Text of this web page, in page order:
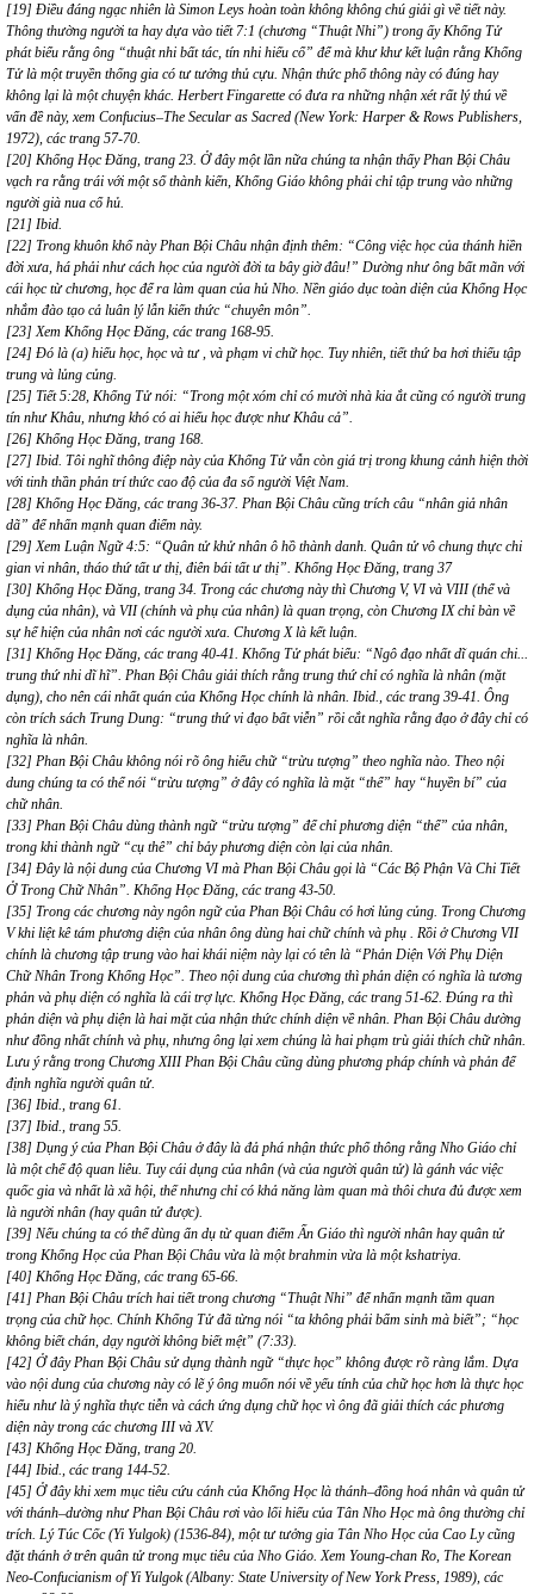
[19] Điều đáng ngạc nhiên là Simon Leys hoàn toàn không không chú giải gì về tiết này.
Thông thường người ta hay dựa vào tiết 7:1 (chương “Thuật Nhi”) trong ấy Khổng Tử
phát biểu rằng ông “thuật nhi bất tác, tín nhi hiếu cổ” để mà khư khư kết luận rằng Khổng
Tử là một truyền thống gia có tư tưởng thủ cựu. Nhận thức phổ thông này có đúng hay
không lại là một chuyện khác. Herbert Fingarette có đưa ra những nhận xét rất lý thú về
vấn đề này, xem Confucius–The Secular as Sacred (New York: Harper & Rows Publishers,
1972), các trang 57-70.
[20] Khổng Học Đăng, trang 23. Ở đây một lần nữa chúng ta nhận thấy Phan Bội Châu
vạch ra rằng trái với một số thành kiến, Khổng Giáo không phải chỉ tập trung vào những
người già nua cổ hủ.
[21] Ibid.
[22] Trong khuôn khổ này Phan Bội Châu nhận định thêm: “Công việc học của thánh hiền
đời xưa, há phải như cách học của người đời ta bây giờ đâu!” Dường như ông bất mãn với
cái học từ chương, học để ra làm quan của hủ Nho. Nền giáo dục toàn diện của Khổng Học
nhắm đào tạo cả luân lý lẫn kiến thức “chuyên môn”.
[23] Xem Khổng Học Đăng, các trang 168-95.
[24] Đó là (a) hiếu học, học và tư , và phạm vi chữ học. Tuy nhiên, tiết thứ ba hơi thiếu tập
trung và lủng củng.
[25] Tiết 5:28, Khổng Tử nói: “Trong một xóm chỉ có mười nhà kia ắt cũng có người trung
tín như Khâu, nhưng khó có ai hiếu học được như Khâu cả”.
[26] Khổng Học Đăng, trang 168.
[27] Ibid. Tôi nghĩ thông điệp này của Khổng Tử vẫn còn giá trị trong khung cảnh hiện thời
với tinh thần phản trí thức cao độ của đa số người Việt Nam.
[28] Khổng Học Đăng, các trang 36-37. Phan Bội Châu cũng trích câu “nhân giả nhân
dã” để nhấn mạnh quan điểm này.
[29] Xem Luận Ngữ 4:5: “Quân tử khử nhân ô hồ thành danh. Quân tử vô chung thực chi
gian vi nhân, tháo thứ tất ư thị, điên bái tất ư thị”. Khổng Học Đăng, trang 37
[30] Khổng Học Đăng, trang 34. Trong các chương này thì Chương V, VI và VIII (thể và
dụng của nhân), và VII (chính và phụ của nhân) là quan trọng, còn Chương IX chỉ bàn về
sự hể hiện của nhân nơi các người xưa. Chương X là kết luận.
[31] Khổng Học Đăng, các trang 40-41. Khổng Tử phát biểu: “Ngô đạo nhất dĩ quán chi...
trung thứ nhi dĩ hĩ”. Phan Bội Châu giải thích rằng trung thứ chỉ có nghĩa là nhân (mặt
dụng), cho nên cái nhất quán của Khổng Học chính là nhân. Ibid., các trang 39-41. Ông
còn trích sách Trung Dung: “trung thứ vi đạo bất viễn” rồi cắt nghĩa rằng đạo ở đây chỉ có
nghĩa là nhân.
[32] Phan Bội Châu không nói rõ ông hiểu chữ “trừu tượng” theo nghĩa nào. Theo nội
dung chúng ta có thể nói “trừu tượng” ở đây có nghĩa là mặt “thể” hay “huyền bí” của
chữ nhân.
[33] Phan Bội Châu dùng thành ngữ “trừu tượng” để chỉ phương diện “thể” của nhân,
trong khi thành ngữ “cụ thê” chỉ bảy phương diện còn lại của nhân.
[34] Đây là nội dung của Chương VI mà Phan Bội Châu gọi là “Các Bộ Phận Và Chi Tiết
Ở Trong Chữ Nhân”. Khổng Học Đăng, các trang 43-50.
[35] Trong các chương này ngôn ngữ của Phan Bội Châu có hơi lủng củng. Trong Chương
V khi liệt kê tám phương diện của nhân ông dùng hai chữ chính và phụ . Rồi ở Chương VII
chính là chương tập trung vào hai khái niệm này lại có tên là “Phản Diện Với Phụ Diện
Chữ Nhân Trong Khổng Học”. Theo nội dung của chương thì phản diện có nghĩa là tương
phản và phụ diện có nghĩa là cái trợ lực. Khổng Học Đăng, các trang 51-62. Đúng ra thì
phản diện và phụ diện là hai mặt của nhận thức chính diện về nhân. Phan Bội Châu dường
như đồng nhất chính và phụ, nhưng ông lại xem chúng là hai phạm trù giải thích chữ nhân.
Lưu ý rằng trong Chương XIII Phan Bội Châu cũng dùng phương pháp chính và phản để
định nghĩa người quân tử.
[36] Ibid., trang 61.
[37] Ibid., trang 55.
[38] Dụng ý của Phan Bội Châu ở đây là đả phá nhận thức phổ thông rằng Nho Giáo chỉ
là một chế độ quan liêu. Tuy cái dụng của nhân (và của người quân tử) là gánh vác việc
quốc gia và nhất là xã hội, thế nhưng chỉ có khả năng làm quan mà thôi chưa đủ được xem
là người nhân (hay quân tử được).
[39] Nếu chúng ta có thể dùng ẩn dụ từ quan điểm Ấn Giáo thì người nhân hay quân tử
trong Khổng Học của Phan Bội Châu vừa là một brahmin vừa là một kshatriya.
[40] Khổng Học Đăng, các trang 65-66.
[41] Phan Bội Châu trích hai tiết trong chương “Thuật Nhi” để nhấn mạnh tầm quan
trọng của chữ học. Chính Khổng Tử đã từng nói “ta không phải bẩm sinh mà biết”; “học
không biết chán, dạy người không biết mệt” (7:33).
[42] Ở đây Phan Bội Châu sử dụng thành ngữ “thực học” không được rõ ràng lắm. Dựa
vào nội dung của chương này có lẽ ý ông muốn nói về yếu tính của chữ học hơn là thực học
hiểu như là ý nghĩa thực tiễn và cách ứng dụng chữ học vì ông đã giải thích các phương
diện này trong các chương III và XV.
[43] Khổng Học Đăng, trang 20.
[44] Ibid., các trang 144-52.
[45] Ở đây khi xem mục tiêu cứu cánh của Khổng Học là thánh–đồng hoá nhân và quân tử
với thánh–dường như Phan Bội Châu rơi vào lối hiểu của Tân Nho Học mà ông thường chỉ
trích. Lý Túc Cốc (Yi Yulgok) (1536-84), một tư tưởng gia Tân Nho Học của Cao Ly cũng
đặt thánh ở trên quân tử trong mục tiêu của Nho Giáo. Xem Young-chan Ro, The Korean
Neo-Confucianism of Yi Yulgok (Albany: State University of New York Press, 1989), các